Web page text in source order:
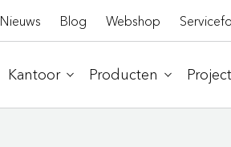
Nieuws Blog Webshop
Kantoor Producten